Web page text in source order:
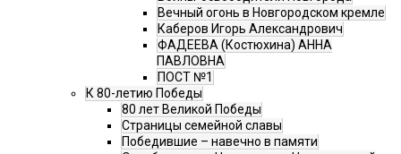
Вечный огонь в Новгородском кремле
Каберов Игорь Александрович
ФАДЕЕВА (Костюхина) АННА
ПАВЛОВНА
ПОСТ №1
К 80-летию Победы
80 лет Великой Победы
Страницы семейной славы
Победившие – навечно в памяти